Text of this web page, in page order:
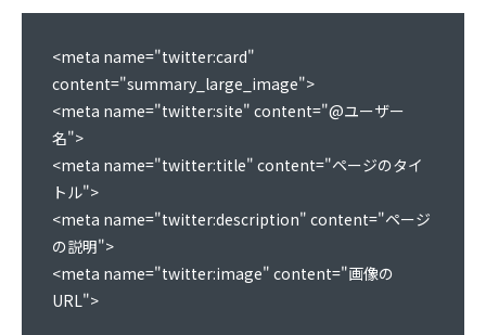
<meta name="twitter:card"
content="summary_large_image">
<meta name="twitter:site" content="@ユーザー
名">
<meta name="twitter:title" content="ページのタイ
トル">
<meta name="twitter:description" content="ページ
の説明">
<meta name="twitter:image" content="画像の
URL">